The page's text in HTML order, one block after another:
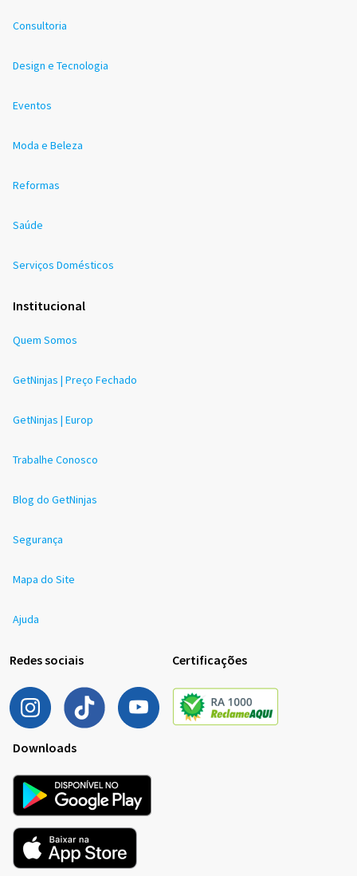
Consultoria
Design e Tecnologia
Eventos
Moda e Beleza
Reformas
Saúde
Serviços Domésticos
Institucional
Quem Somos
GetNinjas | Preço Fechado
GetNinjas | Europ
Trabalhe Conosco
Blog do GetNinjas
Segurança
Mapa do Site
Ajuda
Redes sociais Certificações
Downloads